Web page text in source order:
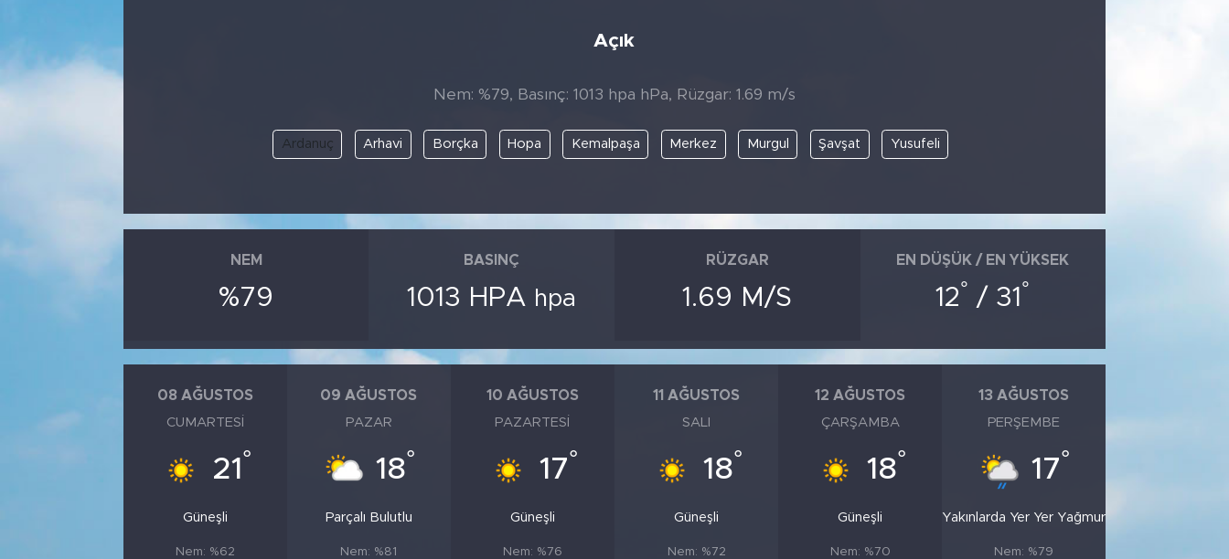
Açık
Nem: %79, Basınç: 1013 hpa hPa, Rüzgar: 1.69 m/s
Ardanuç Arhavi Borçka Hopa Kemalpaşa Merkez Murgul Şavşat Yusufeli
NEM
%79
BASINÇ
1013 HPA hpa
RÜZGAR
1.69 M/S
EN DÜŞÜK / EN YÜKSEK
12° / 31 °
08 AĞUSTOS
CUMARTESI
21 °
Güneşli
Nem: %62
09 AĞUSTOS
PAZAR
18°
Parçalı Bulutlu
Nem: %81
10 AĞUSTOS
PAZARTESI
17°
Güneşli
Nem: %76
11 AĞUSTOS
SALI
18°
Güneşli
Nem: %72
12 AĞUSTOS
ÇARŞAMBA
18°
Güneşli
Nem: %70
13 AĞUSTOS
PERŞEMBE
17°
Yakınlarda Yer Yer Yağmur
Nem: %79